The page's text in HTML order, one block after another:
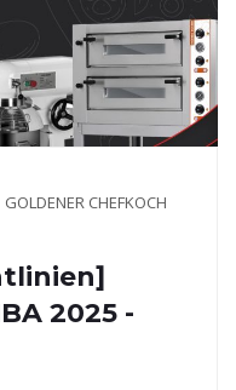
GOLDENER CHEFKOCH
2025 -